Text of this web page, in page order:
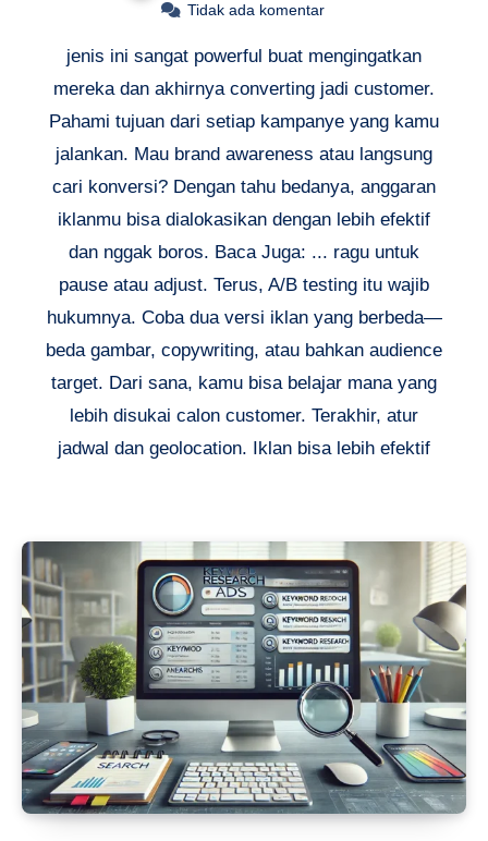
Tidak ada komentar
jenis ini sangat powerful buat mengingatkan
mereka dan akhirnya converting jadi customer.
Pahami tujuan dari setiap kampanye yang kamu
jalankan. Mau brand awareness atau langsung
cari konversi? Dengan tahu bedanya, anggaran
iklanmu bisa dialokasikan dengan lebih efektif
dan nggak boros. Baca Juga: ... ragu untuk
pause atau adjust. Terus, A/B testing itu wajib
hukumnya. Coba dua versi iklan yang berbeda—
beda gambar, copywriting, atau bahkan audience
target. Dari sana, kamu bisa belajar mana yang
lebih disukai calon customer. Terakhir, atur
jadwal dan geolocation. Iklan bisa lebih efektif